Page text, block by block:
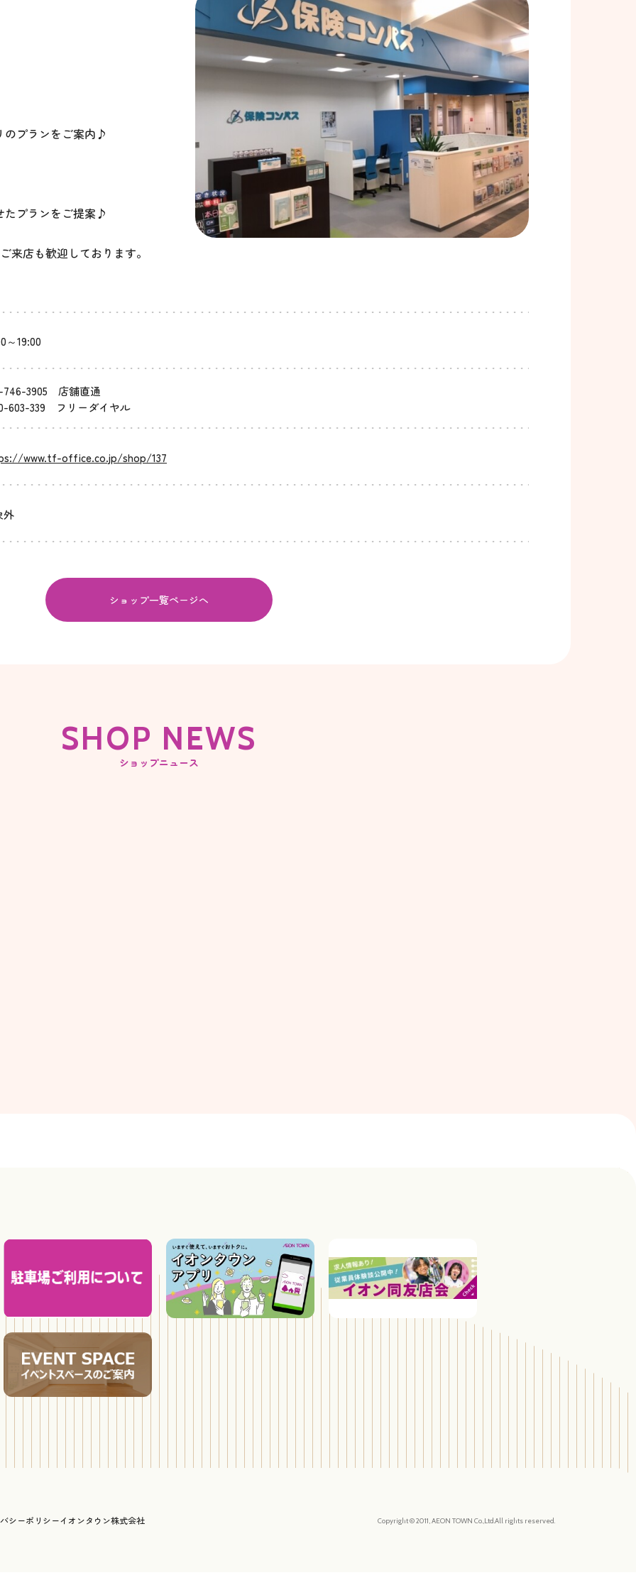
のプランをご案内♪
たプランをご提案♪
店も歓迎しております。
～19:00
746-3905
店舗直通
603-339
フリーダイヤル
www.tf-office.co.jp/shop/137
外
ショップ一覧ページへ
SHOP NEWS
ショップニュース
シーポリシーイオンタウン株式会社 Copyright © 2011, AEON TOWN Co.,Ltd.All rights reserved.